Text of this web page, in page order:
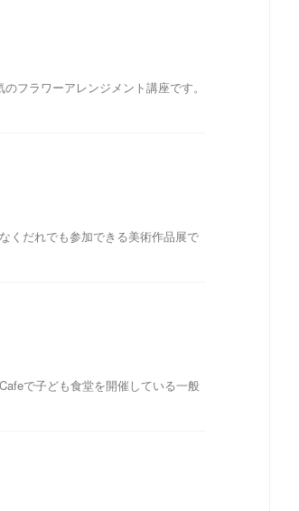
フラワーアレンジメント講座です。
くだれでも参加できる美術作品展で
で子ども食堂を開催している一般